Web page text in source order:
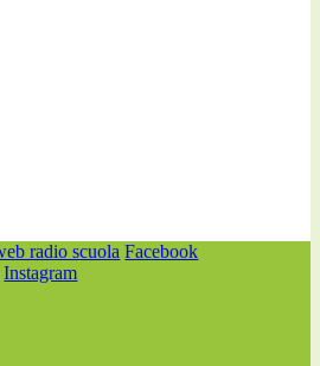
Facebook
Instagram